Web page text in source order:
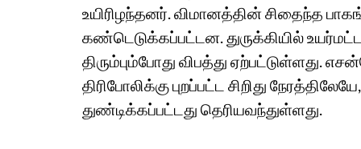
உயிரிழந்தனர். விமானத்தின் சிதைந்த
கண்டெடுக்கப்பட்டன. துருக்கியில் உயர்மட்ட
திரும்பும்போது விபத்து ஏற்பட்டுள்ளது.
திரிபோலிக்கு புறப்பட்ட சிறிது
துண்டிக்கப்பட்டது தெரியவந்துள்ளது.